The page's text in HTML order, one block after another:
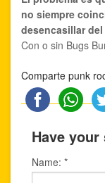
no siempre
desencasillar
Con o sin Bugs
Comparte punk
Have your
Name: *